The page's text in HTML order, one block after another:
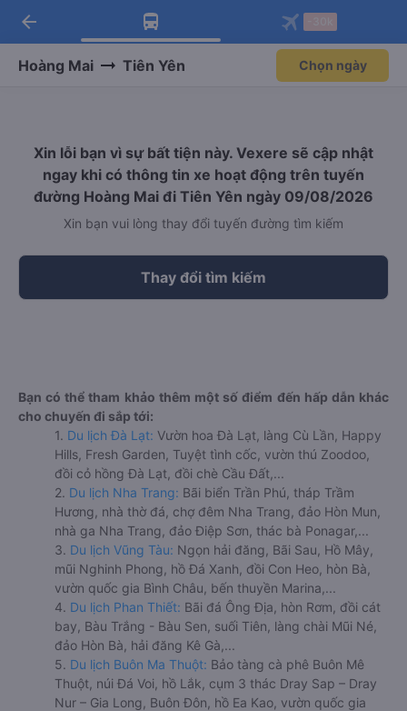
Tải app Vexere ngay!
Nhận ưu đãi thành viên độc
Mở app
Tải app Vexere
-30k/ghế khi đặt vé máy bay qua
Mở app
arrow_back
Hoàng Mai Tiên Yên Chọn ngày
Xin lỗi bạn vì sự bất tiện này. Vexere sẽ cập nhật
ngay khi có thông tin xe hoạt động trên tuyến
đường Hoàng Mai đi Tiên Yên ngày 09/08/2026
Xin bạn vui lòng thay đổi tuyến đường tìm kiếm
Thay đổi tìm kiếm
Bạn có thể tham khảo thêm một số điểm đến hấp dẫn khác
cho chuyến đi sắp tới:
1. Du lịch Đà Lạt: Vườn hoa Đà Lạt, làng Cù Lần, Happy
Hills, Fresh Garden, Tuyệt tình cốc, vườn thú Zoodoo,
đồi cỏ hồng Đà Lạt, đồi chè Cầu Đất,...
2. Du lịch Nha Trang: Bãi biển Trần Phú, tháp Trầm
Hương, nhà thờ đá, chợ đêm Nha Trang, đảo Hòn Mun,
nhà ga Nha Trang, đảo Điệp Sơn, thác bà Ponagar,...
3. Du lịch Vũng Tàu: Ngọn hải đăng, Bãi Sau, Hồ Mây,
mũi Nghinh Phong, hồ Đá Xanh, đồi Con Heo, hòn Bà,
vườn quốc gia Bình Châu, bến thuyền Marina,...
4. Du lịch Phan Thiết: Bãi đá Ông Địa, hòn Rơm, đồi cát
bay, Bàu Trắng - Bàu Sen, suối Tiên, làng chài Mũi Né,
đảo Hòn Bà, hải đăng Kê Gà,...
5. Du lịch Buôn Ma Thuột: Bảo tàng cà phê Buôn Mê
Thuột, núi Đá Voi, hồ Lắk, cụm 3 thác Dray Sap – Dray
Nur – Gia Long, Buôn Đôn, hồ Ea Kao, vườn quốc gia